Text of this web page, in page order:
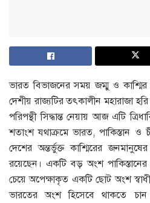
ভারত বিভাজনের সময় জম্মু ও কাশ্মির
দেশীয় রাজ্যটির তৎকালীন মহারাজা হরি
পরিপন্থী সিদ্ধান্ত নেয়ায় আজ এটি
শতাংশ যথাক্রমে ভারত, পাকিস্তান ও
দেশের অন্তর্ভুক্ত কাশ্মিরের
রয়েছেন। একটি বড় অংশ
চেয়ে অপেক্ষাকৃত একটি ছোট অংশ
ভারতের অংশ হিসেবে থাকতে চান